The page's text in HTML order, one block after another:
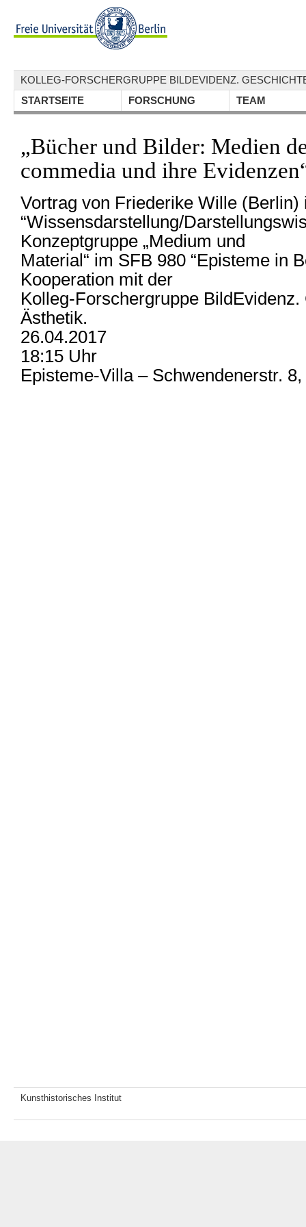
KOLLEG-FORSCHERGRUPPE BILDEVIDENZ.
STARTSEITE
FORSCHUNG TEAM
„Bücher und Bilder: Medien
commedia und ihre
Vortrag von Friederike Wille (Berlin)
“Wissensdarstellung/
Konzeptgruppe „Medium und
Material“ im SFB 980 “Episteme in
Kooperation mit der
Kolleg-Forschergruppe BildEvidenz.
Ästhetik.
26.04.2017
18:15 Uhr
Episteme-Villa – Schwendenerstr.
Kunsthistorisches Institut